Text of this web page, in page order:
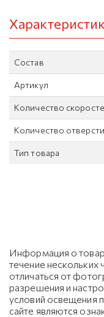
Состав
Артикул
Количество
Количество
Тип товара
Информация о
течение
отличаться от
разрешения и
условий освещения
сайте являются